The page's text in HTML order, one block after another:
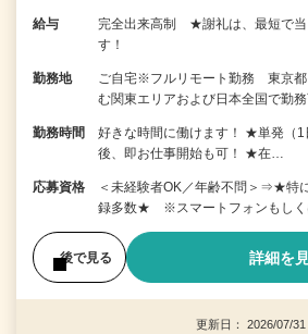
給与
完全出来高制 ★謝礼は、最短で当
す！
勤務地
ご自宅※フルリモート勤務 東京都
む関東エリアおよび日本全国で勤
勤務時間
好きな時間に働けます！ ★単発（
後、即お仕事開始も可！ ★在…
応募資格
＜未経験者OK／年齢不問＞⇒★特
録多数★ ※スマートフォンもしく
後で見る 詳細を
更新日： 2026/07/